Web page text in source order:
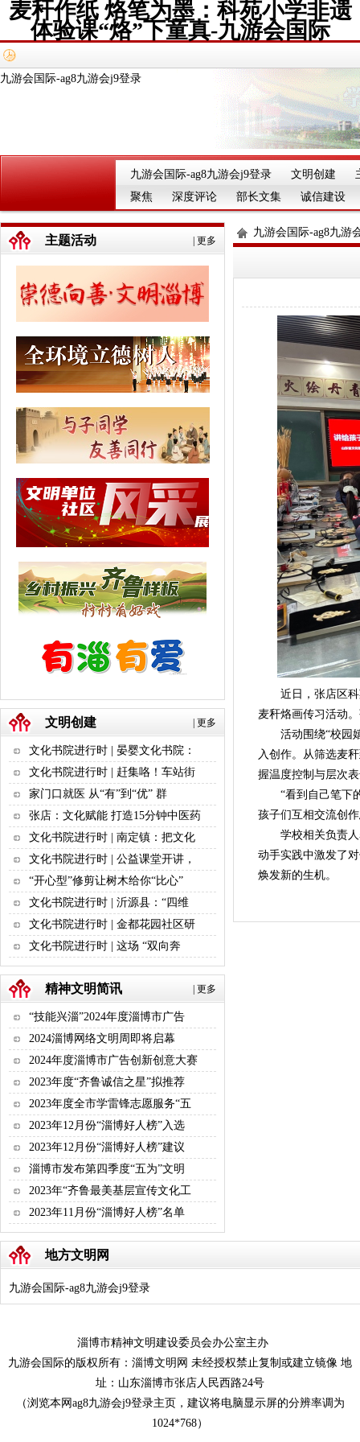
麦秆作纸 烙笔为墨：科苑小学非遗
体验课“烙”下童真-九游会国际
九游会国际-ag8九游会j9登录
九游会国际-ag8九游会j9登录 文明创建
聚焦
深度评论 部长文集 诚信建设
更多
主题活动
更多
文明创建
文化书院进行时 | 晏婴文化书院：
文化书院进行时 | 赶集咯！车站街
家门口就医 从“有”到“优” 群
张店：文化赋能 打造15分钟中医药
文化书院进行时 | 南定镇：把文化
文化书院进行时 | 公益课堂开讲，
“开心型”修剪让树木给你“比心”
文化书院进行时 | 沂源县：“四维
文化书院进行时 | 金都花园社区研
文化书院进行时 | 这场 “双向奔
更多
精神文明简讯
“技能兴淄”2024年度淄博市广告
2024淄博网络文明周即将启幕
2024年度淄博市广告创新创意大赛
2023年度“齐鲁诚信之星”拟推荐
2023年度全市学雷锋志愿服务“五
2023年12月份“淄博好人榜”入选
2023年12月份“淄博好人榜”建议
淄博市发布第四季度“五为”文明
2023年“齐鲁最美基层宣传文化工
2023年11月份“淄博好人榜”名单
九游会国际-ag8九游
近日，张店区科
麦秆烙画传习活动
活动围绕“校园嬉
入创作。从筛选麦
握温度控制与层次
“看到自己笔下的
孩子们互相交流创
学校相关负责
动手实践中激发了
焕发新的生机。
地方文明网
九游会国际-ag8九游会j9登录
淄博市精神文明建设委员会办公室主办
九游会国际的版权所有：淄博文明网 未经授权禁止复制或建立镜像 地
址：山东淄博市张店人民西路24号
（浏览本网ag8九游会j9登录主页，建议将电脑显示屏的分辨率调为
1024*768）